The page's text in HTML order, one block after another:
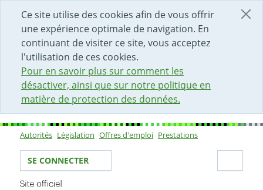
Ce site utilise des cookies afin de vous offrir
une expérience optimale de navigation. En
continuant de visiter ce site, vous acceptez
l'utilisation de ces cookies.
Pour en savoir plus sur comment les
désactiver, ainsi que sur notre politique en
matière de protection des données.
DÉBUT DU CONTENU DE LA PAGE
ACCÈS AU CHAMP DE RECHERCHE
PAGE D'ACCUEIL
FORMULAIRE DE CONTACT
Sous-navigation
Autorités Législation Offres d'emploi Prestations
Votre identité
SE CONNECTER